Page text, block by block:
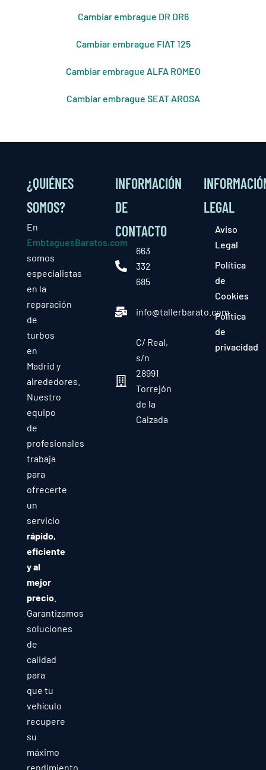
Cambiar embrague DR DR6
Cambiar embrague FIAT 125
Cambiar embrague ALFA ROMEO
Cambiar embrague SEAT AROSA
¿QUIÉNES
SOMOS?
En
EmbtaguesBaratos.com
somos
especialistas
en la
reparación
de
turbos
en
Madrid y
alrededores.
Nuestro
equipo
de
profesionales
trabaja
para
ofrecerte
un
servicio
rápido,
eficiente
y al
mejor
precio.
Garantizamos
soluciones
de
calidad
para
que tu
vehículo
recupere
su
máximo
rendimiento
INFORMACIÓN
DE
CONTACTO
663
332
685
info@tallerbarato.com
C/ Real,
s/n
28991
Torrejón
de la
Calzada
LEGAL
Aviso
Legal
Política
de
Cookies
Política
de
privacidad